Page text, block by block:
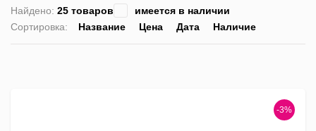
Найдено: 25 товаров
имеется в наличии
Сортировка:
Название Цена Дата Наличие
-3%